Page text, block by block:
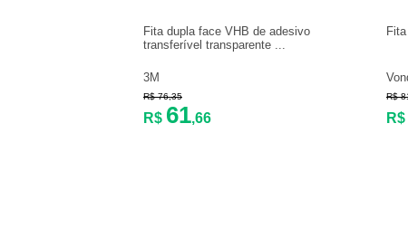
Fita dupla face VHB de adesivo
transferível transparente ...
3M
R$ 76,35
R$ 61,66
R$
R$